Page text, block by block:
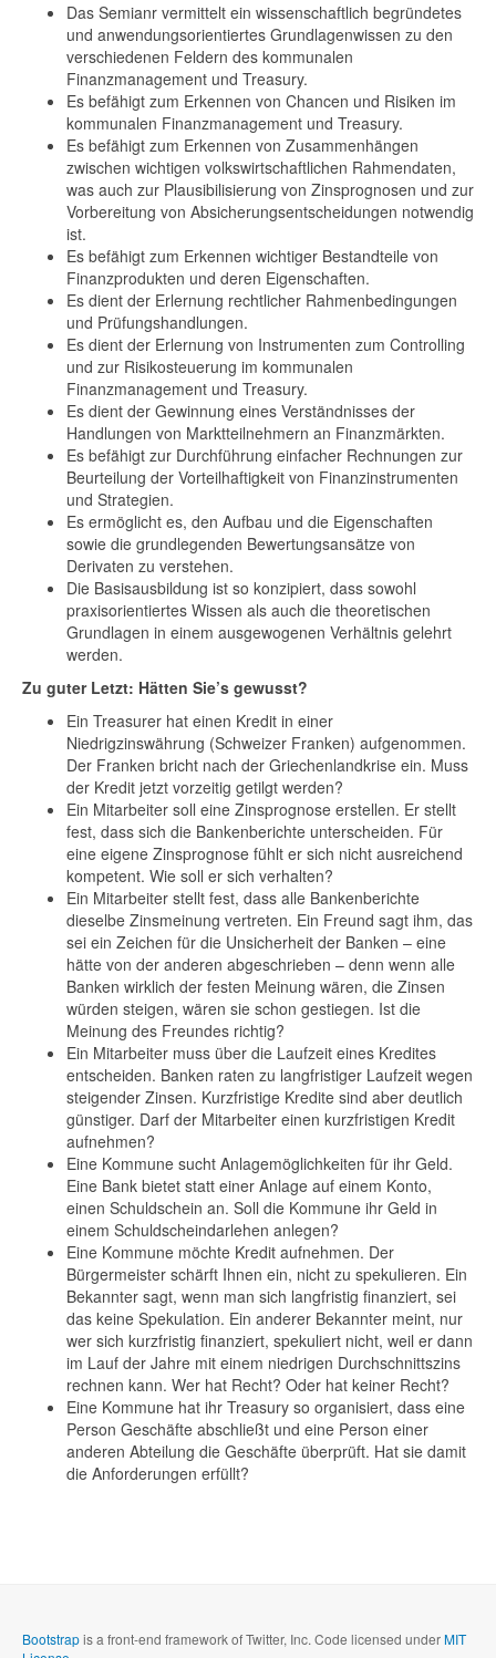
Das Semianr vermittelt ein wissenschaftlich begründetes
und anwendungsorientiertes Grundlagenwissen zu den
verschiedenen Feldern des kommunalen
Finanzmanagement und Treasury.
Es befähigt zum Erkennen von Chancen und Risiken im
kommunalen Finanzmanagement und Treasury.
Es befähigt zum Erkennen von Zusammenhängen
zwischen wichtigen volkswirtschaftlichen Rahmendaten,
was auch zur Plausibilisierung von Zinsprognosen und zur
Vorbereitung von Absicherungsentscheidungen notwendig
ist.
Es befähigt zum Erkennen wichtiger Bestandteile von
Finanzprodukten und deren Eigenschaften.
Es dient der Erlernung rechtlicher Rahmenbedingungen
und Prüfungshandlungen.
Es dient der Erlernung von Instrumenten zum Controlling
und zur Risikosteuerung im kommunalen
Finanzmanagement und Treasury.
Es dient der Gewinnung eines Verständnisses der
Handlungen von Marktteilnehmern an Finanzmärkten.
Es befähigt zur Durchführung einfacher Rechnungen zur
Beurteilung der Vorteilhaftigkeit von Finanzinstrumenten
und Strategien.
Es ermöglicht es, den Aufbau und die Eigenschaften
sowie die grundlegenden Bewertungsansätze von
Derivaten zu verstehen.
Die Basisausbildung ist so konzipiert, dass sowohl
praxisorientiertes Wissen als auch die theoretischen
Grundlagen in einem ausgewogenen Verhältnis gelehrt
werden.
Zu guter Letzt: Hätten Sie’s gewusst?
Ein Treasurer hat einen Kredit in einer
Niedrigzinswährung (Schweizer Franken) aufgenommen.
Der Franken bricht nach der Griechenlandkrise ein. Muss
der Kredit jetzt vorzeitig getilgt werden?
Ein Mitarbeiter soll eine Zinsprognose erstellen. Er stellt
fest, dass sich die Bankenberichte unterscheiden. Für
eine eigene Zinsprognose fühlt er sich nicht ausreichend
kompetent. Wie soll er sich verhalten?
Ein Mitarbeiter stellt fest, dass alle Bankenberichte
dieselbe Zinsmeinung vertreten. Ein Freund sagt ihm, das
sei ein Zeichen für die Unsicherheit der Banken – eine
hätte von der anderen abgeschrieben – denn wenn alle
Banken wirklich der festen Meinung wären, die Zinsen
würden steigen, wären sie schon gestiegen. Ist die
Meinung des Freundes richtig?
Ein Mitarbeiter muss über die Laufzeit eines Kredites
entscheiden. Banken raten zu langfristiger Laufzeit wegen
steigender Zinsen. Kurzfristige Kredite sind aber deutlich
günstiger. Darf der Mitarbeiter einen kurzfristigen Kredit
aufnehmen?
Eine Kommune sucht Anlagemöglichkeiten für ihr Geld.
Eine Bank bietet statt einer Anlage auf einem Konto,
einen Schuldschein an. Soll die Kommune ihr Geld in
einem Schuldscheindarlehen anlegen?
Eine Kommune möchte Kredit aufnehmen. Der
Bürgermeister schärft Ihnen ein, nicht zu spekulieren. Ein
Bekannter sagt, wenn man sich langfristig finanziert, sei
das keine Spekulation. Ein anderer Bekannter meint, nur
wer sich kurzfristig finanziert, spekuliert nicht, weil er dann
im Lauf der Jahre mit einem niedrigen Durchschnittszins
rechnen kann. Wer hat Recht? Oder hat keiner Recht?
Eine Kommune hat ihr Treasury so organisiert, dass eine
Person Geschäfte abschließt und eine Person einer
anderen Abteilung die Geschäfte überprüft. Hat sie damit
die Anforderungen erfüllt?
Bootstrapis a front-end framework of Twitter, Inc. Code licensed underMIT